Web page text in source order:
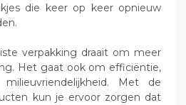
die keer op keer opnieuw
verpakking draait om meer
Het gaat ook om efficiëntie,
Met de
kun je ervoor zorgen dat